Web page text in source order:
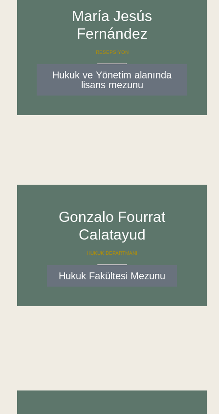
María Jesús
Fernández
RESEPSİYON
Hukuk ve Yönetim alanında
lisans mezunu
Gonzalo Fourrat
Calatayud
HUKUK DEPARTMANI
Hukuk Fakültesi Mezunu